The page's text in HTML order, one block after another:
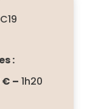
:
€ – 1h20